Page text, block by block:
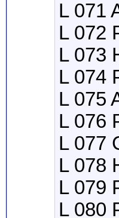
L 071
L 072
L 073
L 074
L 075
L 076
L 077
L 078
L 079
L 080